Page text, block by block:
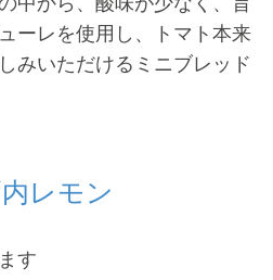
ーレを使用し、トマト本来
みいただけるミニブレッド
レモン
す